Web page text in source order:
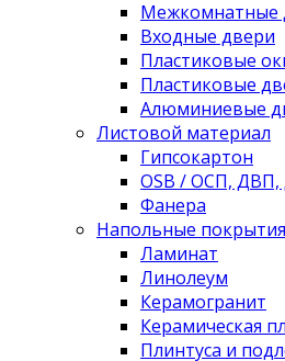
Межкомнатные
Входные двери
Пластиковые
Пластиковые
Алюминиевые
Листовой материал
Гипсокартон
OSB / ОСП,
Фанера
Напольные покрытия
Ламинат
Линолеум
Керамогранит
Керамическая
Плинтуса и